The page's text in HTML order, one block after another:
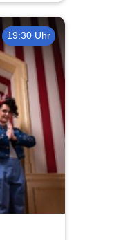
19:30 Uhr